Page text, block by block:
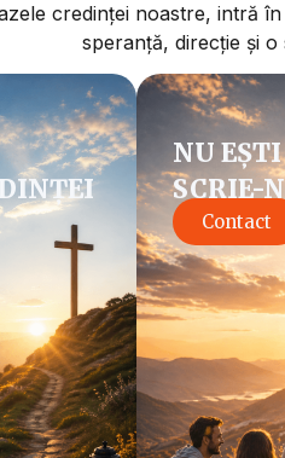
credinței noastre, intră
speranță, direcție și
NU
SCRIE-
Contact